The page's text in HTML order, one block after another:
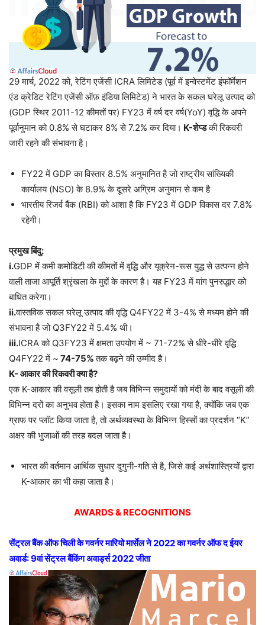
29 मार्च, 2022 को, रेटिंग एजेंसी ICRA लिमिटेड (पूर्व में इन्वेस्टमेंट इंफॉर्मेशन
एंड क्रेडिट रेटिंग एजेंसी ऑफ़ इंडिया लिमिटेड) ने भारत के सकल घरेलू उत्पाद को
(GDP स्थिर 2011-12 कीमतों पर) FY23 में वर्ष दर वर्ष(YoY) वृद्धि के अपने
पूर्वानुमान को 0.8% से घटाकर 8% से 7.2% कर दिया। K-शेप्डकी रिकवरी
जारी रहने की संभावना है।
FY22 में GDP का विस्तार 8.5% अनुमानित है जो राष्ट्रीय सांख्यिकी
कार्यालय (NSO) के 8.9% के दूसरे अग्रिम अनुमान से कम है
भारतीय रिजर्व बैंक (RBI) को आशा है कि FY23 में GDP विकास दर 7.8%
रहेगी।
प्रमुख बिंदु:
i.GDP में कमी कमोडिटी की कीमतों में वृद्धि और यूक्रेन-रूस युद्ध से उत्पन्न होने
वाली ताजा आपूर्ति श्रृंखला के मुद्दों के कारण है। यह FY23 में मांग पुनरुद्धार को
बाधित करेगा।
ii.वास्तविक सकल घरेलू उत्पाद की वृद्धि Q4FY22 में 3-4% से मध्यम होने की
संभावना है जो Q3FY22 में 5.4% थी।
iii.ICRA को Q3FY23 में क्षमता उपयोग में ~ 71-72% से धीरे-धीरे वृद्धि
Q4FY22 में ~ 74-75%तक बढ़ने की उम्मीद है।
K- आकार की रिकवरी क्या है?
एक K-आकार की वसूली तब होती है जब विभिन्न समुदायों को मंदी के बाद वसूली की
विभिन्न दरों का अनुभव होता है। इसका नाम इसलिए रखा गया है, क्योंकि जब एक
ग्राफ पर प्लॉट किया जाता है, तो अर्थव्यवस्था के विभिन्न हिस्सों का प्रदर्शन “K”
अक्षर की भुजाओं की तरह बदल जाता है।
भारत की वर्तमान आर्थिक सुधार दुगुनी-गति से है, जिसे कई अर्थशास्त्रियों द्वारा
K-आकार का भी कहा जाता है।
AWARDS & RECOGNITIONS
सेंट्रल बैंक ऑफ चिली के गवर्नर मारियो मार्सेल ने 2022 का गवर्नर ऑफ द ईयर
अवार्ड: 9वां सेंट्रल बैंकिंग अवार्ड्स 2022 जीता